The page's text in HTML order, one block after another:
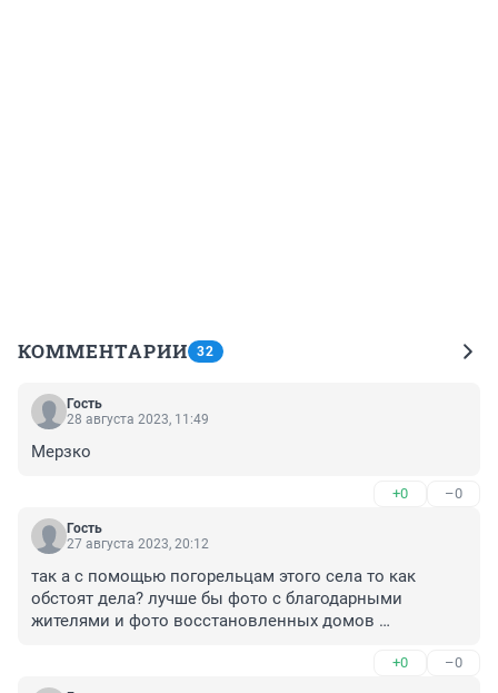
КОММЕНТАРИИ 32
Гость
28 августа 2023, 11:49
Мерзко
+0 –0
Гость
27 августа 2023, 20:12
так а с помощью погорельцам этого села то как
обстоят дела? лучше бы фото с благодарными
жителями и фото восстановленных домов
счет средств налогоплательщиков со своей группой
поддержки по гостям пирожков поесть крайне
+0 –0